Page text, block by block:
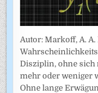
Autor: Markoff, A.
Disziplin, ohne
mehr oder weniger
Ohne lange